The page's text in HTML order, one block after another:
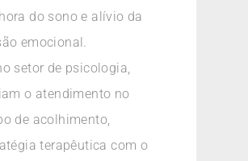
do sono e alívio da
emocional.
setor de psicologia,
o atendimento no
de acolhimento,
terapêutica com o